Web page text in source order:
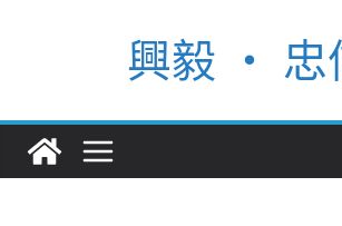
興毅 ‧ 忠